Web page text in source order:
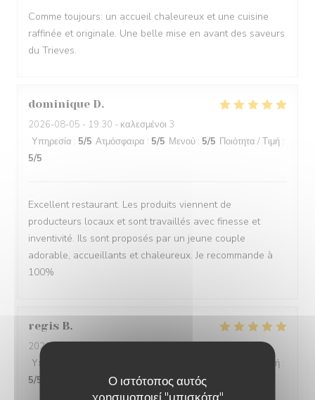
Ο ιστότοπος αυτός
Comme toujours: un accueil chaleureux et une cuisine
raffinée et originale. Une belle mise en avant des saveurs
du Trieves.
dominique D
2026-08-05 - 19:30 - καλεσμένοι 3
Υπηρεσία : 5/5 Ατμόσφαιρα : 5/5 Μενού : 5/5 Ποιότητα / Τιμή :
5/5
Excellent restaurant. Les produits viennent de
producteurs locaux et sont travaillés avec finesse et
inventivité. Ils sont proposés par un jeune couple
adorable, accueillants et chaleureux. Je recommande à
100%
regis B
2026-08-05
Υπηρεσία
Ποιότητα / Τιμή :
5/5